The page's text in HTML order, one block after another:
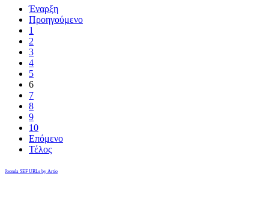
Έναρξη
Προηγούμενο
1
2
3
4
5
6
7
8
9
10
Επόμενο
Τέλος
Joomla SEF URLs by Artio